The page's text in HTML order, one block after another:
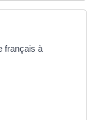
français à